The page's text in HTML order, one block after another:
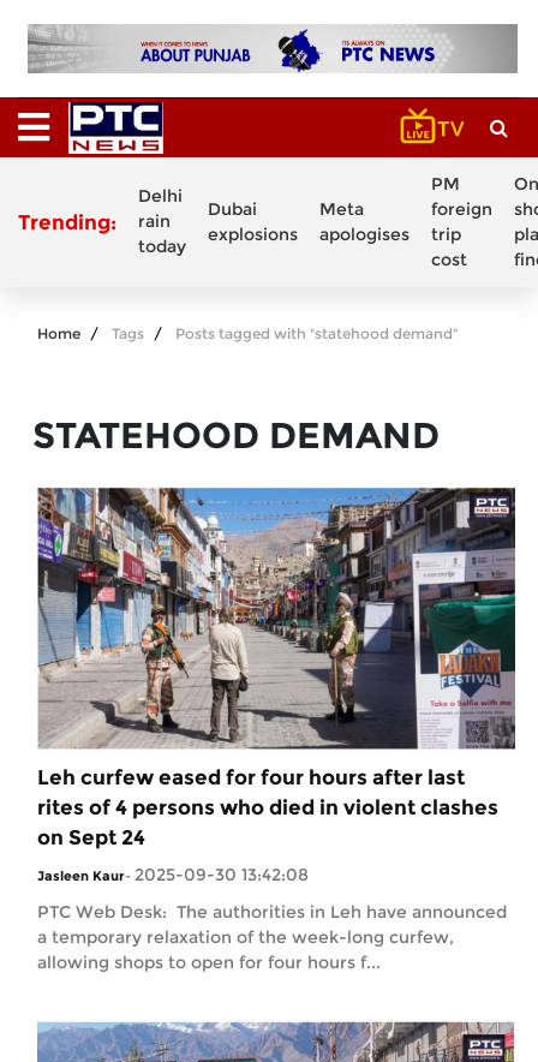
Trending:
Delhi
rain
today
Dubai
explosions
Meta
apologises
PM
foreign
trip
cost
Home Tags Posts tagged with "statehood demand"
STATEHOOD DEMAND
Leh curfew eased for four hours after last
rites of 4 persons who died in violent clashes
on Sept 24
Jasleen Kaur- 2025-09-30 13:42:08
PTC Web Desk: The authorities in Leh have announced
a temporary relaxation of the week-long curfew,
allowing shops to open for four hours f...